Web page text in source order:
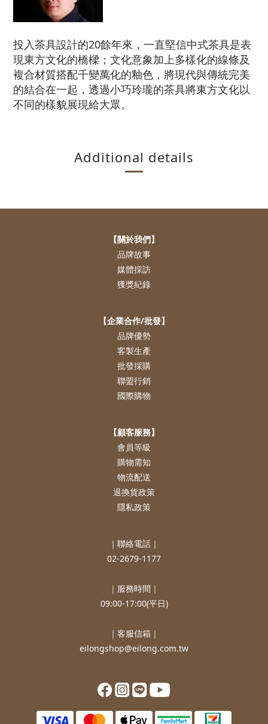
投入茶具設計的20餘年來，一直堅信中式茶具是表
現東方文化的橋樑；文化意象加上多樣化的線條及
複合材質搭配千變萬化的釉色，將現代與傳統完美
的結合在一起，透過小巧玲瓏的茶具將東方文化以
不同的樣貌展現給大眾。
Additional details
【關於我們】
品牌故事
媒體採訪
獲獎紀錄
【企業合作/批發】
品牌優勢
客製生產
批發採購
聯盟行銷
國際購物
【顧客服務】
會員等級
購物需知
物流配送
退換貨政策
隱私政策
｜聯絡電話｜
02-2679-1177
｜服務時間｜
09:00-17:00(平日)
｜客服信箱｜
eilongshop@eilong.com.tw